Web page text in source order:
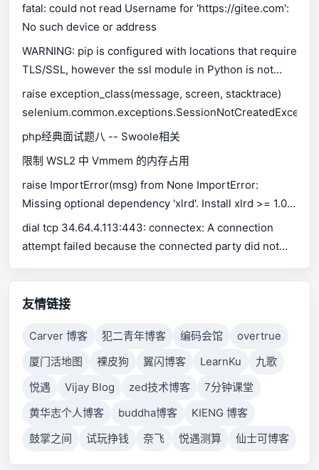
fatal: could not read Username for 'https://gitee.com':
No such device or address
WARNING: pip is configured with locations that require
TLS/SSL, however the ssl module in Python is not
available.
raise exception_class(message, screen, stacktrace)
php经典面试题八 -- Swoole相关
限制 WSL2 中 Vmmem 的内存占用
raise ImportError(msg) from None ImportError:
Missing optional dependency 'xlrd'. Install xlrd >= 1.0.0
for Excel support Use pip or conda to install xlrd.
dial tcp 34.64.4.113:443: connectex: A connection
attempt failed because the connected party did not
connection failed because connected host has failed
to respond.
友情链接
Carver 博客 犯二青年博客 编码会馆
overtrue
厦门活地图
裸皮狗 翼闪博客 LearnKu
九歌
悦遇
Vijay Blog zed技术博客
7分钟课堂
黄华志个人博客
buddha博客
KIENG 博客
鼓掌之间
试玩挣钱 奈飞 悦遇测算 仙士可博客